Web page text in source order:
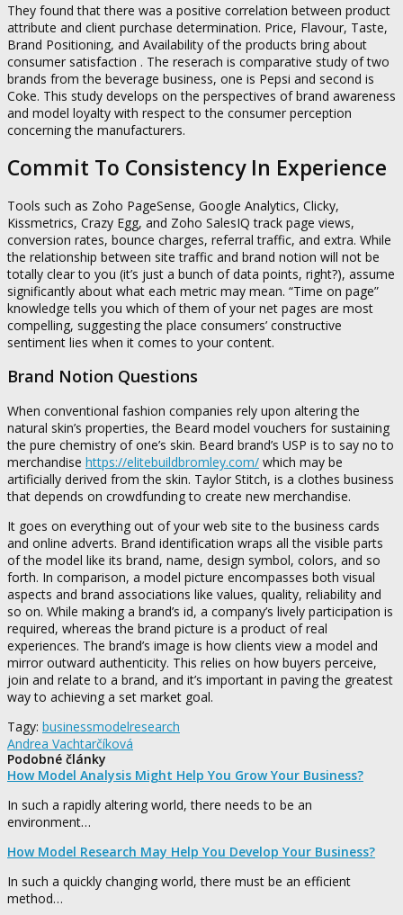
They found that there was a positive correlation between product
attribute and client purchase determination. Price, Flavour, Taste,
Brand Positioning, and Availability of the products bring about
consumer satisfaction . The reserach is comparative study of two
brands from the beverage business, one is Pepsi and second is
Coke. This study develops on the perspectives of brand awareness
and model loyalty with respect to the consumer perception
concerning the manufacturers.
Commit To Consistency In Experience
Tools such as Zoho PageSense, Google Analytics, Clicky,
Kissmetrics, Crazy Egg, and Zoho SalesIQ track page views,
conversion rates, bounce charges, referral traffic, and extra. While
the relationship between site traffic and brand notion will not be
totally clear to you (it’s just a bunch of data points, right?), assume
significantly about what each metric may mean. “Time on page”
knowledge tells you which of them of your net pages are most
compelling, suggesting the place consumers’ constructive
sentiment lies when it comes to your content.
Brand Notion Questions
When conventional fashion companies rely upon altering the
natural skin’s properties, the Beard model vouchers for sustaining
the pure chemistry of one’s skin. Beard brand’s USP is to say no to
merchandise https://elitebuildbromley.com/ which may be
artificially derived from the skin. Taylor Stitch, is a clothes business
that depends on crowdfunding to create new merchandise.
It goes on everything out of your web site to the business cards
and online adverts. Brand identification wraps all the visible parts
of the model like its brand, name, design symbol, colors, and so
forth. In comparison, a model picture encompasses both visual
aspects and brand associations like values, quality, reliability and
so on. While making a brand’s id, a company’s lively participation is
required, whereas the brand picture is a product of real
experiences. The brand’s image is how clients view a model and
mirror outward authenticity. This relies on how buyers perceive,
join and relate to a brand, and it’s important in paving the greatest
way to achieving a set market goal.
Tagy: businessmodelresearch
Andrea Vachtarčíková
Podobné články
How Model Analysis Might Help You Grow Your Business?
In such a rapidly altering world, there needs to be an
environment…
How Model Research May Help You Develop Your Business?
In such a quickly changing world, there must be an efficient
method…